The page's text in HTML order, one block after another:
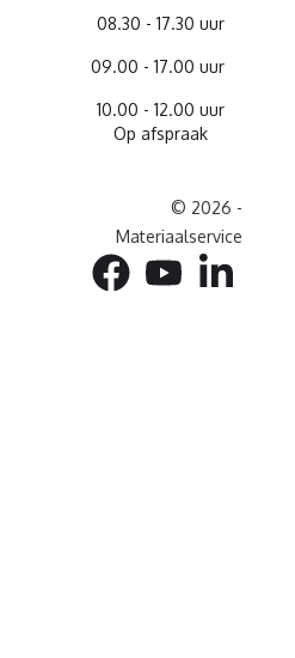
08.30 - 17.30 uur
09.00 - 17.00 uur
10.00 - 12.00 uur
Op afspraak
© 2026 -
Materiaalservice
facebookyoutube linkedin